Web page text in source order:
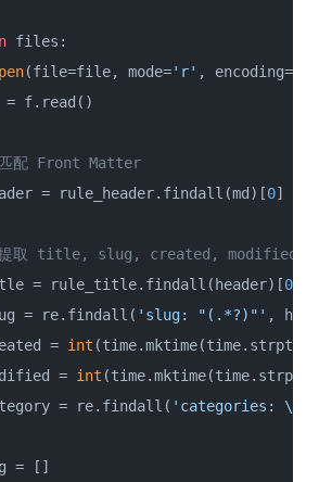
files:
(file=file, mode='r' , encoding=
配 Front Matter
0]
取 title, slug, created, modified,
0
'slug: "(.*?)"' ,
= int
= int
= re.findall( 'categories:
[]